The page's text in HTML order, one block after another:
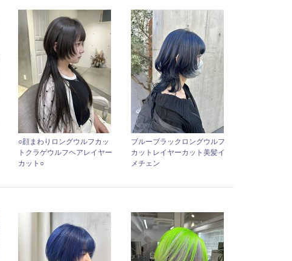
○顔まわりロングウルフカッ
トクラゲウルフヘアレイヤー
カット○
ブルーブラックロングウルフ
カットレイヤーカット美髪イ
メチェン